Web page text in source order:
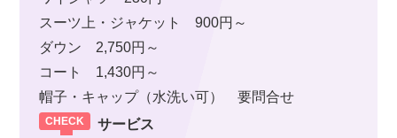
スーツ上・ジャケット 900円～
ダウン 2,750円～
コート 1,430円～
帽子・キャップ（水洗い可） 要問合せ
サービス